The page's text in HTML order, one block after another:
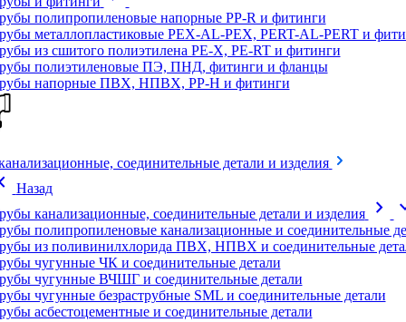
полипропиленовые напорные PP-R и фитинги
металлопластиковые PEX-AL-PEX, PERT-AL-PERT и
из сшитого полиэтилена PE-X, PE-RT и фитинги
полиэтиленовые ПЭ, ПНД, фитинги и фланцы
напорные ПВХ, НПВХ, PP-H и фитинги
соединительные детали и изделия
Назад
канализационные, соединительные детали и изделия
chevron_right
полипропиленовые канализационные и соединительные
из поливинилхлорида ПВХ, НПВХ и соединительные
чугунные ЧК и соединительные детали
чугунные ВЧШГ и соединительные детали
чугунные безраструбные SML и соединительные детали
асбестоцементные и соединительные детали